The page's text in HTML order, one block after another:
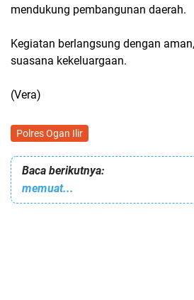
mendukung pembangunan daerah.
Kegiatan berlangsung dengan
suasana kekeluargaan.
(Vera)
Polres Ogan Ilir
Baca berikutnya:
memuat...